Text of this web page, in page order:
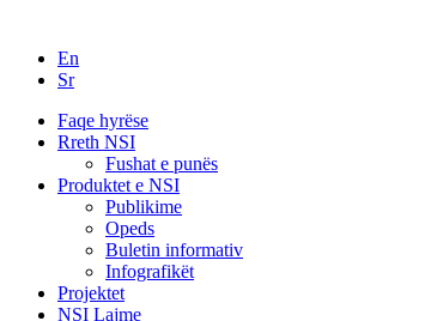
En
Sr
Faqe hyrëse
Rreth NSI
Fushat e punës
Produktet e NSI
Publikime
Opeds
Buletin informativ
Infografikët
Projektet
NSI Lajme